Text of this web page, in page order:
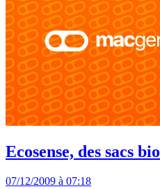
Ecosense, des sacs bio
07/12/2009 à 07:18